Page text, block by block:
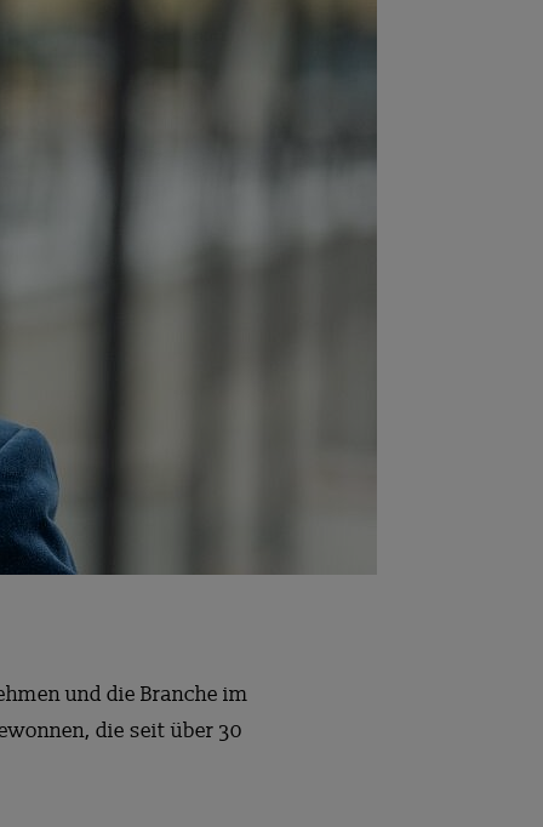
und die Branche im
die seit über 30